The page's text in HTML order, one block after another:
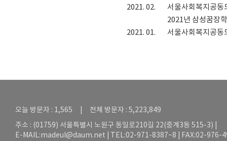
2021. 02.
서울사회복지공동
2021년 삼성꿈장
2021. 01. 서울사회복지공동
오늘 방문자 : 1,565 | 전체 방문자 : 5,223,849
주소 : (01759) 서울특별시 노원구 동일로210길 22(중계3동 515-3) |
E-MAIL:madeul@daum.net | TEL:02-971-8387~8 | FAX:02-976-